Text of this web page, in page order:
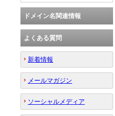
ドメイン名関連情報
よくある質問
新着情報
メールマガジン
ソーシャルメディア